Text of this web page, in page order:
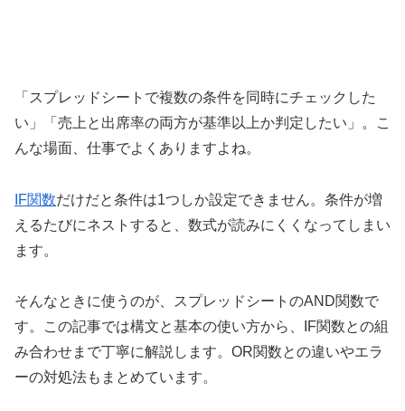
「スプレッドシートで複数の条件を同時にチェックした
い」「売上と出席率の両方が基準以上か判定したい」。こ
んな場面、仕事でよくありますよね。
IF関数だけだと条件は1つしか設定できません。条件が増
えるたびにネストすると、数式が読みにくくなってしまい
ます。
そんなときに使うのが、スプレッドシートのAND関数で
す。この記事では構文と基本の使い方から、IF関数との組
み合わせまで丁寧に解説します。OR関数との違いやエラ
ーの対処法もまとめています。